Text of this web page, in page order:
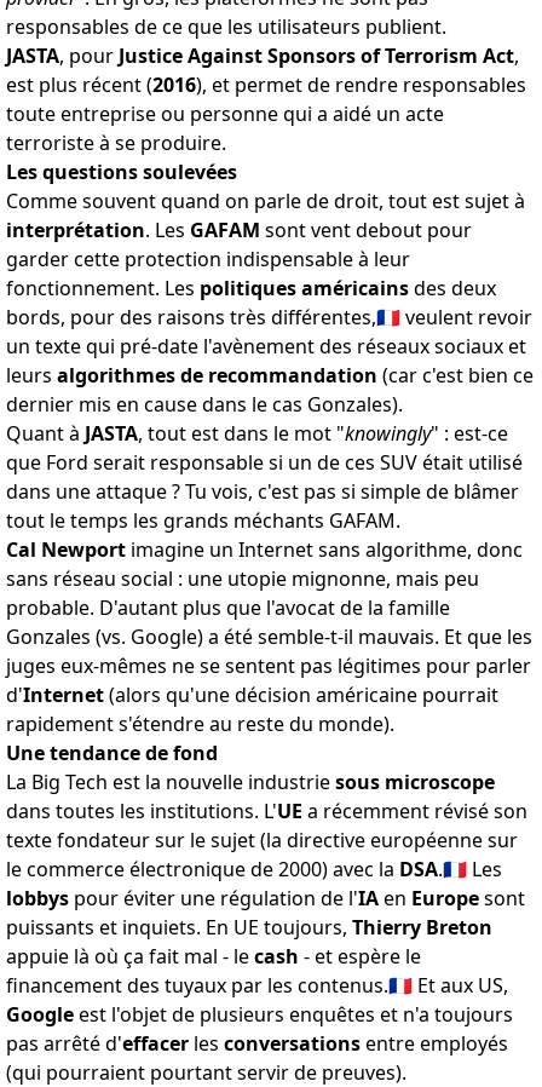
responsables de ce que les utilisateurs publient.
JASTA, pour Justice Against Sponsors of Terrorism Act,
est plus récent (2016), et permet de rendre responsables
toute entreprise ou personne qui a aidé un acte
terroriste à se produire.
Les questions soulevées
Comme souvent quand on parle de droit, tout est sujet à
interprétation. Les GAFAM sont vent debout pour
garder cette protection indispensable à leur
fonctionnement. Les politiques américainsdes deux
bords, pour des raisons très différentes,🇫🇷 veulent revoir
un texte qui pré-date l'avènement des réseaux sociaux et
leurs algorithmes de recommandation (car c'est bien ce
dernier mis en cause dans le cas Gonzales).
Quant à JASTA, tout estdans le mot "knowingly" : est-ce
que Ford serait responsable si un de ces SUV était utilisé
dans une attaque ? Tu vois, c'est pas si simple de blâmer
tout le temps les grands méchants GAFAM.
Cal Newport imagine un Internet sans algorithme, donc
sans réseau social : une utopie mignonne, mais peu
probable. D'autant plus que l'avocat de la famille
Gonzales (vs. Google) a étésemble-t-il mauvais. Et que les
juges eux-mêmes ne se sentent pas légitimes pour parler
d'Internet(alors qu'une décision américaine pourrait
rapidement s'étendre au reste du monde).
Une tendance de fond
La Big Tech est la nouvelle industriesous microscope
dans toutes les institutions. L'UE a récemment révisé son
texte fondateur sur le sujet (la directive européenne sur
le commerce électronique de 2000)avec la DSA.🇫🇷 Les
lobbys pour éviter une régulation de l'IAen Europesont
puissants et inquiets. En UE toujours, Thierry Breton
appuie là où ça fait mal - lecash - et espère le
financement des tuyaux par les contenus.🇫🇷 Et aux US,
Googleest l'objet de plusieurs enquêtes et n'a toujours
pas arrêté d'effacer les conversationsentre employés
(qui pourraient pourtant servir de preuves).